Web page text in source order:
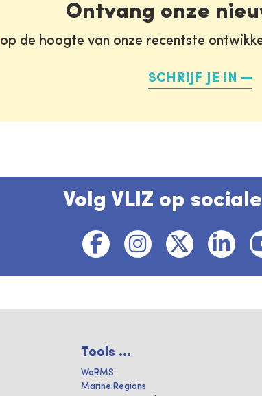
Ontvang onze
op de hoogte van onze recentste
SCHRIJF JE IN
Volg VLIZ op
Tools ...
WoRMS
Marine Regions